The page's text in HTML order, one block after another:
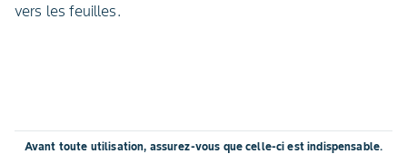
vers les feuilles.
Avant toute utilisation, assurez-vous que celle-ci est indispensable.